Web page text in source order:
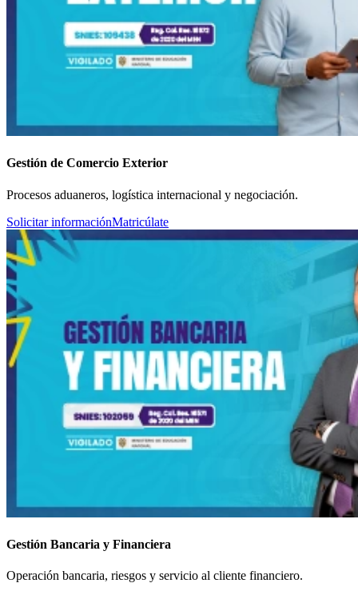
Gestión de Comercio Exterior
Procesos aduaneros, logística internacional y negociación.
Solicitar informaciónMatricúlate
Gestión Bancaria y Financiera
Operación bancaria, riesgos y servicio al cliente financiero.